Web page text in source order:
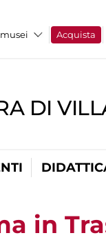
Acquista
DI
in